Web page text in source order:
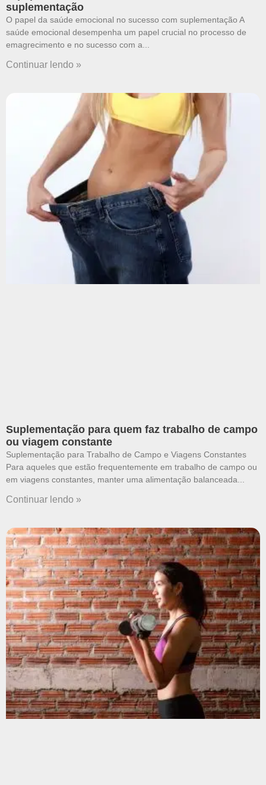
suplementação
O papel da saúde emocional no sucesso com suplementação A
saúde emocional desempenha um papel crucial no processo de
emagrecimento e no sucesso com a
Continuar lendo »
Suplementação para quem faz trabalho de campo
ou viagem constante
Suplementação para Trabalho de Campo e Viagens Constantes
Para aqueles que estão frequentemente em trabalho de campo ou
em viagens constantes, manter uma alimentação balanceada
Continuar lendo »